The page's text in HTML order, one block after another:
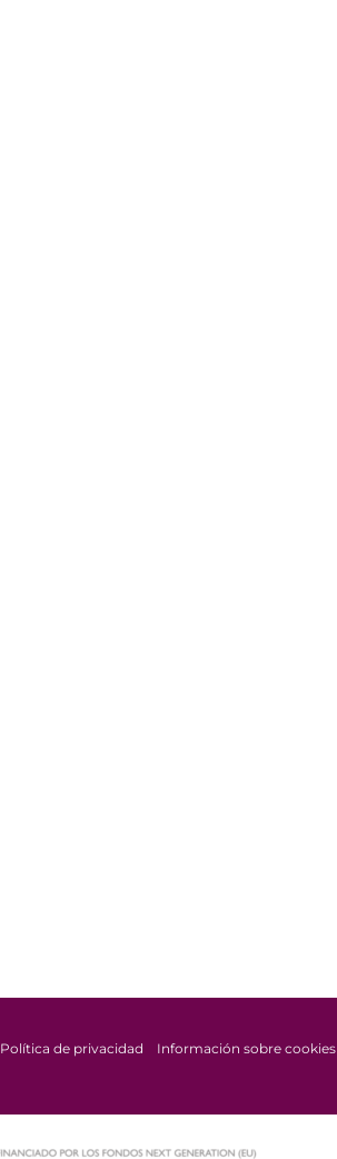
Política de privacidad Información sobre cookies